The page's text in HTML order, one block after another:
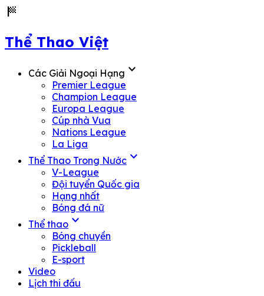
sports_score
Thể Thao Việt
Các Giải Ngoại Hạng expand_more
Premier League
Champion League
Europa League
Cúp nhà Vua
Nations League
La Liga
Thể Thao Trong Nước expand_more
V-League
Đội tuyển Quốc gia
Hạng nhất
Bóng đá nữ
Thể thao expand_more
Bóng chuyền
Pickleball
E-sport
Video
Lịch thi đấu